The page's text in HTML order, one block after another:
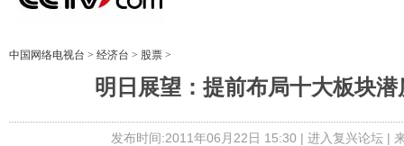
中国网络电视台 > 经济台 > 股票 >
明日展望：提前布局十大板块潜
发布时间:2011年06月22日 15:30 | 进入复兴论坛|